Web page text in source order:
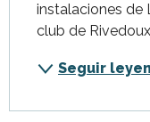
instalaciones de
club de
Seguir